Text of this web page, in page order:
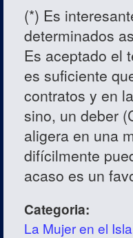
(*) Es
determinados
Es aceptado el
es suficiente
contratos y en
sino, un deber
aligera en una
difícilmente
acaso es un
Categoria:
La Mujer en el